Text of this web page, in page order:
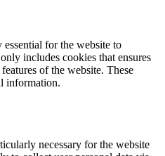
essential for the website to
includes cookies that ensures
of the website. These
information.
necessary for the website